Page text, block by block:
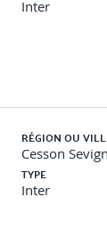
génère
la GMAO,
usagers et
Identifier les
les
Numérique.
Inter
RÉGION OU
Cesson
TYPE
Inter